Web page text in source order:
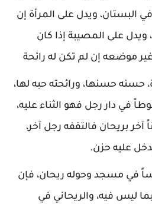
في البستان، ويدل على المرأة إن
على المصيبة إذا كان
موضعه إن لم تكن له رائحة
حسنه حسنها، ورائحته حبه لها،
في دار رجل فهو الثناء عليه،
آخر بريحان فالتقفه رجل آخر،
عليه حزن.
في مسجد وحوله ريحان، فإن
ليس فيه، والريحاني في